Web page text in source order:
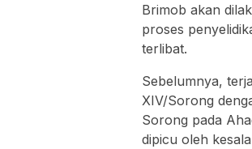
Brimob akan
proses
terlibat.
Sebelumnya,
XIV/Sorong
Sorong pada
dipicu oleh